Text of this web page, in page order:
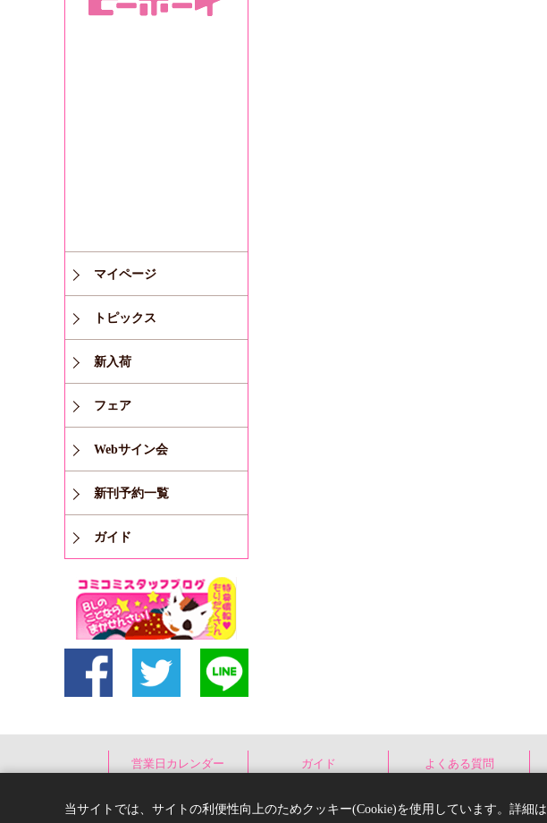
マイページ
トピックス
新入荷
フェア
Webサイン会
新刊予約一覧
ガイド
営業日カレンダー ガイド よくある質問
当サイトでは、サイトの利便性向上のためクッキー(Cookie)を使用しています。詳細は